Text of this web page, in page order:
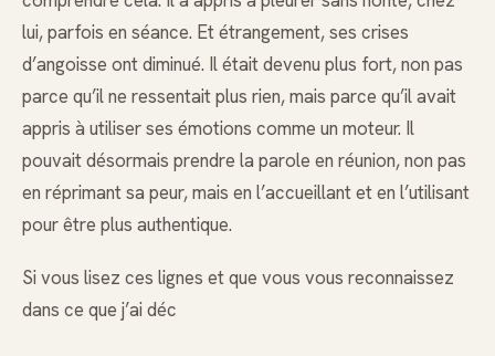
lui, parfois en séance. Et étrangement, ses crises
d’angoisse ont diminué. Il était devenu plus fort, non pas
parce qu’il ne ressentait plus rien, mais parce qu’il avait
appris à utiliser ses émotions comme un moteur. Il
pouvait désormais prendre la parole en réunion, non pas
en réprimant sa peur, mais en l’accueillant et en l’utilisant
pour être plus authentique.
Si vous lisez ces lignes et que vous vous reconnaissez
dans ce que j’ai déc